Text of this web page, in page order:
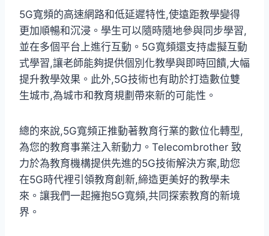
5G寬頻的高速網路和低延遲特性,使遠距教學變得
更加順暢和沉浸。學生可以隨時隨地參與同步學習,
並在多個平台上進行互動。5G寬頻還支持虛擬互動
式學習,讓老師能夠提供個別化教學與即時回饋,大幅
提升教學效果。此外,5G技術也有助於打造數位雙
生城市,為城市和教育規劃帶來新的可能性。
總的來說,5G寬頻正推動著教育行業的數位化轉型,
為您的教育事業注入新動力。Telecombrother 致
力於為教育機構提供先進的5G技術解決方案,助您
在5G時代裡引領教育創新,締造更美好的教學未
來。讓我們一起擁抱5G寬頻,共同探索教育的新境
界。